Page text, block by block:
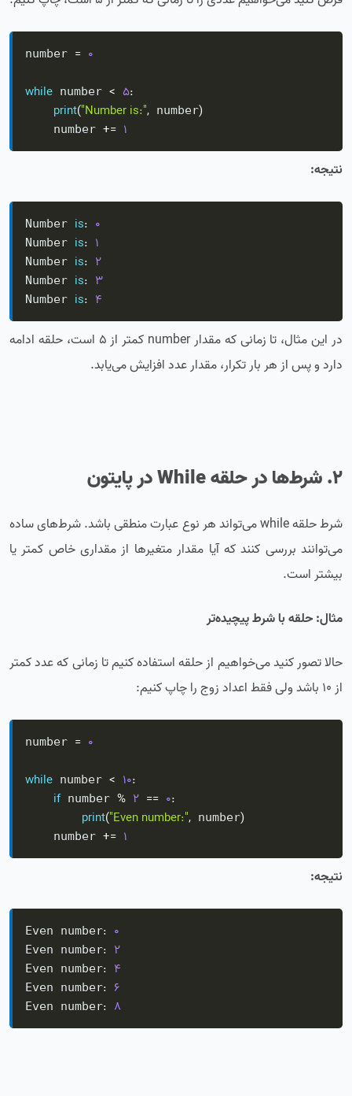
number = 0
while number < 5:
print("Number is:", number)
    number
+= 1
نتیجه:
Number is: 0
Number is: 1
Number is: 2
Number is: 3
Number is: 4
در این مثال، تا زمانی که مقدار number کمتر از 5 است، حلقه ادامه
دارد و پس از هر بار تکرار، مقدار عدد افزایش می‌یابد.
2. شرط‌ها در حلقه While در پایتون
شرط حلقه while می‌تواند هر نوع عبارت منطقی باشد. شرط‌های ساده
می‌توانند بررسی کنند که آیا مقدار متغیرها از مقداری خاص کمتر یا
بیشتر است.
مثال: حلقه با شرط پیچیده‌تر
حالا تصور کنید می‌خواهیم از حلقه استفاده کنیم تا زمانی که عدد کمتر
از 10 باشد ولی فقط اعداد زوج را چاپ کنیم:
number = 0
while number < 10:
if number % 2 == 0:
print("Even number:", number)
    number
+= 1
نتیجه:
Even number: 0
Even number: 2
Even number: 4
Even number: 6
Even number: 8